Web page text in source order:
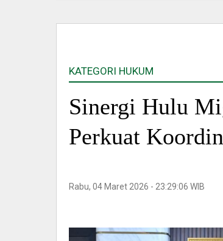
KATEGORI HUKUM
Sinergi Hulu
Perkuat
Rabu, 04 Maret 2026 - 23:29:06 WIB